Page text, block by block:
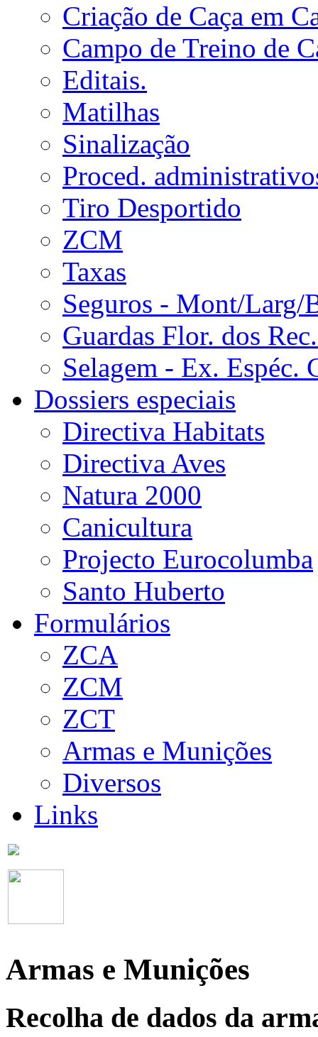
Criação de Caça em
Campo de Treino de
Editais.
Matilhas
Sinalização
Proced.
Tiro Desportido
ZCM
Taxas
Seguros - Mont/Larg/
Guardas Flor. dos
Selagem - Ex. Espéc.
Dossiers especiais
Directiva Habitats
Directiva Aves
Natura 2000
Canicultura
Projecto Eurocolumba
Santo Huberto
Formulários
ZCA
ZCM
ZCT
Armas e Munições
Diversos
Links
Armas e Munições
Recolha de dados da